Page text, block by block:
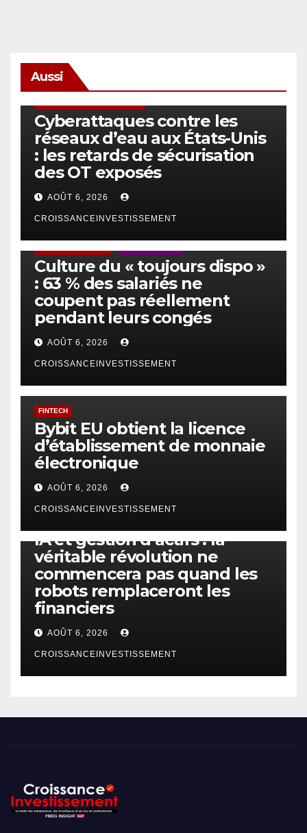
Aussi
Cyberattaques contre les
réseaux d’eau aux États-Unis
: les retards de sécurisation
des OT exposés
AOÛT 6, 2026
CROISSANCEINVESTISSEMENT
Culture du « toujours dispo »
: 63 % des salariés ne
coupent pas réellement
pendant leurs congés
AOÛT 6, 2026
CROISSANCEINVESTISSEMENT
FINTECH
Bybit EU obtient la licence
d’établissement de monnaie
électronique
AOÛT 6, 2026
CROISSANCEINVESTISSEMENT
IA et gestion d’actifs : la
véritable révolution ne
commencera pas quand les
robots remplaceront les
financiers
AOÛT 6, 2026
CROISSANCEINVESTISSEMENT